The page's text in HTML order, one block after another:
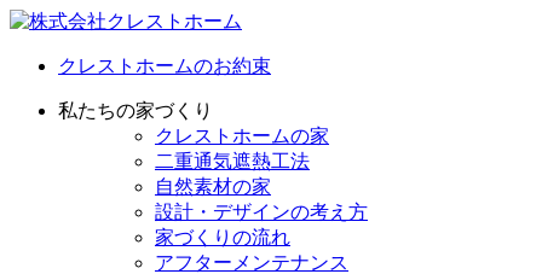
クレストホームのお約束
私たちの家づくり
クレストホームの家
二重通気遮熱工法
自然素材の家
設計・デザインの考え方
家づくりの流れ
アフターメンテナンス